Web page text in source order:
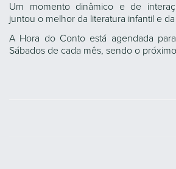
Um momento dinâmico e de
juntou o melhor da literatura infantil e
A Hora do Conto está agendada
Sábados de cada mês, sendo o